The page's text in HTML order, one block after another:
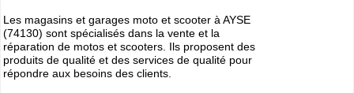
CatégoriesANNUAIRE MOTOS
» Toutes les infos sur les marques deMOTO & SCOOTER
»
Ou trouver un garageMOTOS ou SCOOTERS, un magasin prés
de chez vous ?
Les magasins et garages moto et scooter à AYSE
(74130) sont spécialisés dans la vente et la
réparation de motos et scooters. Ils proposent des
produits de qualité et des services de qualité pour
répondre aux besoins des clients.